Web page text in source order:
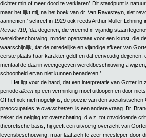
dichter min of meer dood te verklaren’. Dit standpunt is
maar het lijkt mij, na het boek van dr. Van Ravesteyn, niet
aannemen,’ schreef in 1929 ook reeds Arthur Müller Lehning
Revue i/10, ‘dat degenen, die vreemd of vijandig staan
wereldbeschouwing, minder openstaan voor een kunst, die
waarschijnlijk, dat de onredelijke en vijandige afkeer van
eerste plaats haar karakter geldt en dat eenvoudig degenen,
mentaal de daarin weergegeven wereldbeschouwing
schoonheid ervan niet kunnen benaderen.’
Het ligt voor de hand, dat een interpretatie van Gorter in
periode alleenop een verminking moet uitloopen en door
Of het ook niet mogelijk is, de poëzie van den socialistischen
preoccupaties te overschatten, is een andere vraag. Dr.
zeker die neiging tot overschatting, d.w.z. tot onvoldoende
theoretische basis; hij geeft een uitvoerig overzicht van
levensbeschouwing, maar laat zich te zeer meeslepen door